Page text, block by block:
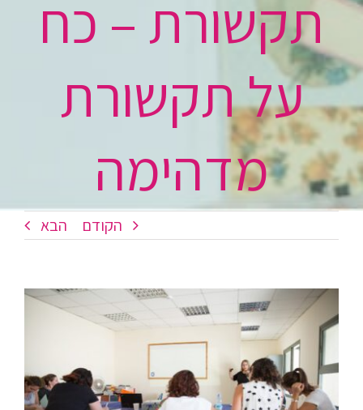
תקשורת – כח
על תקשורת
מדהימה
הקודם הבא
צפה
בתמונה
מוגדלת